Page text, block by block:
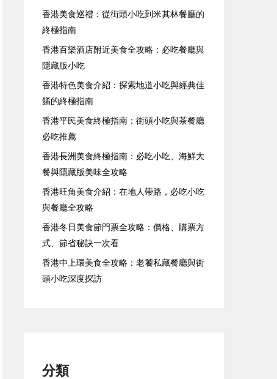
香港美食巡禮：從街頭小吃到米其林餐廳的
終極指南
香港百樂酒店附近美食全攻略：必吃餐廳與
隱藏版小吃
香港特色美食介紹：探索地道小吃與經典佳
餚的終極指南
香港平民美食終極指南：街頭小吃與茶餐廳
必吃推薦
香港長洲美食終極指南：必吃小吃、海鮮大
餐與隱藏版美味全攻略
香港旺角美食介紹：在地人帶路，必吃小吃
與餐廳全攻略
香港冬日美食節門票全攻略：價格、購票方
式、節省秘訣一次看
香港中上環美食全攻略：老饕私藏餐廳與街
頭小吃深度探訪
分類